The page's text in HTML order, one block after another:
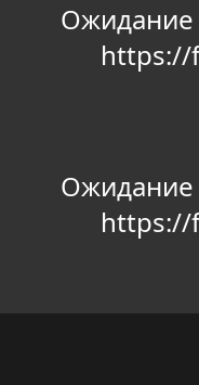
Ожидание
https://
Ожидание
https://